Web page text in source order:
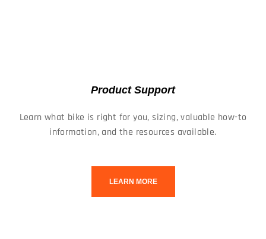
Product Support
Learn what bike is right for you, sizing, valuable how-to
information, and the resources available.
LEARN MORE